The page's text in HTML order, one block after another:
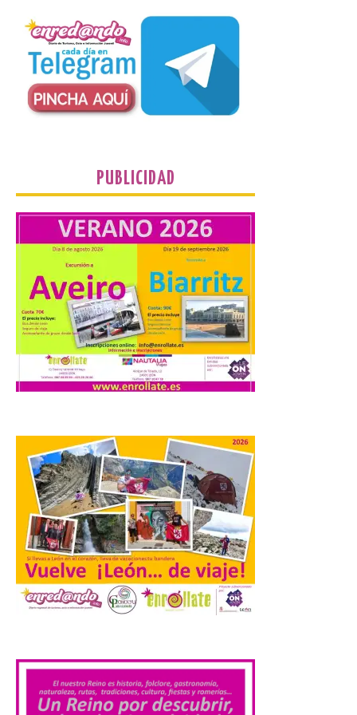
podrá verse en muchos
puntos de la comarca,
pero hay que recordar que la observación
debe hacerse siguiendo las pautas de
seguridad recomendadas. La Comarca de
Cinco Villas […]
desde el Pic d’Angonella
en el Principat d’Andorra
9 Ago 2026
Nueva edición de León
de…viaje. Una iniciativa
organizado por la sección
juvenil de la Asociación
Enróllate, la Asociación
Conceyu País Llionés y el Diario de
Turismo, Ocio e Información para
jóvenes “Enredando.info”. Miguel Robles
nos envía la vigésima fotografía de […]
Concierto del Iberia
Marimba Ensemble en la
Plaza del Ayuntamiento de
Ponferrada
9 Ago 2026
Iberia Marimba es un es
un encuentro
internacional que se
celebra en el mes de
Ayuntamiento de Ponferrada acogerá
PUBLICIDAD